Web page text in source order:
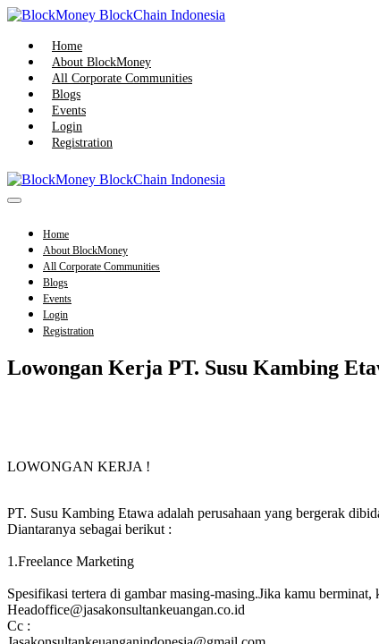
Skip
content
Home
About BlockMoney
All Corporate Communities
Blogs
Events
Login
Registration
Menu
Home
About BlockMoney
All Corporate Communities
Blogs
Events
Login
Registration
Lowongan Kerja PT. Susu Kambing
LOWONGAN KERJA !
PT. Susu Kambing Etawa adalah perusahaan yang bergerak
Diantaranya sebagai berikut :
1.Freelance Marketing
Spesifikasi tertera di gambar masing-masing.Jika kamu
Headoffice@jasakonsultankeuangan.co.id
Cc :